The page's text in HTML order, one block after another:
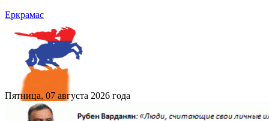
Еркрамас
Пятница, 07 августа 2026 года